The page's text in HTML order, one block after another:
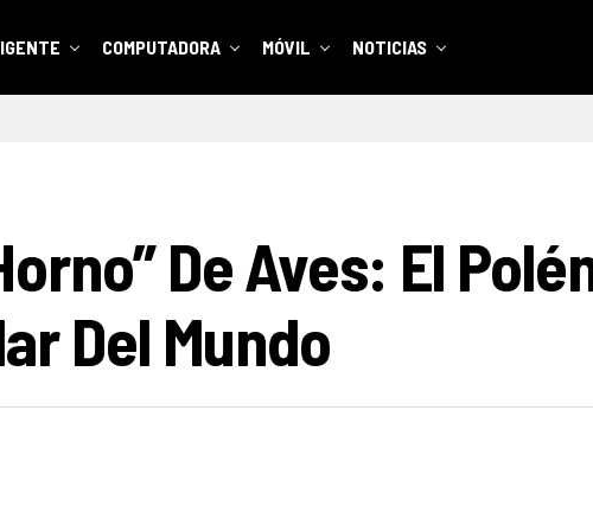
COMPUTADORA MÓVIL NOTICIAS
De Aves: El
Del Mundo